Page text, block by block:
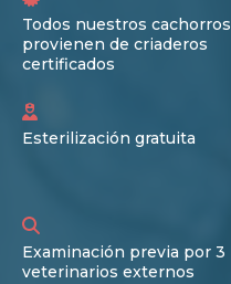
Todos nuestros cachorros
provienen de criaderos
certificados
Esterilización gratuita
Examinación previa por 3
veterinarios externos